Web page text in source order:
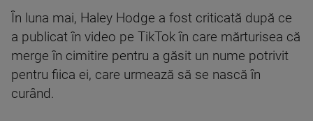
În luna mai, Haley Hodge a fost criticată după ce
a publicat în video pe TikTok în care mărturisea că
merge în cimitire pentru a găsit un nume potrivit
pentru fiica ei, care urmează să se nască în
curând.